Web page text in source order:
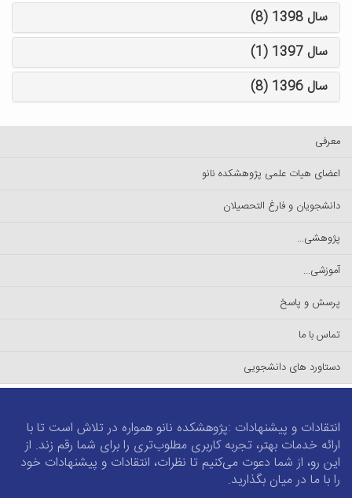
سال 1398 (8)
سال 1397 (1)
سال 1396 (8)
معرفی
اعضای هیات علمی پژوهشکده نانو
دانشجویان و فارغ التحصیلان
پژوهشی...
آموزشی...
پرسش و پاسخ
تماس با ما
دستاورد های دانشجویی
انتقادات و پیشنهادات :پژوهشکده نانو همواره در تلاش است تا با
ارائه خدمات بهتر، تجربه کاربری مطلوب‌تری را برای شما رقم زند. از
این رو، از شما دعوت می‌کنیم تا نظرات، انتقادات و پیشنهادات خود
را با ما در میان بگذارید.